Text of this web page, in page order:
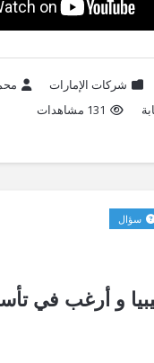
شركات الإمارات
131 مشاهدات
و أرغب في
سؤال